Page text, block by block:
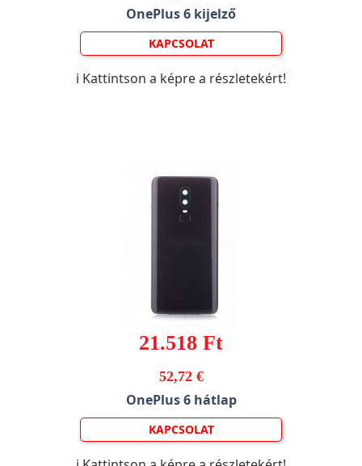
OnePlus 6 kijelző
KAPCSOLAT
ℹ️ Kattintson a képre a részletekért!
21.518 Ft
52,72 €
OnePlus 6 hátlap
KAPCSOLAT